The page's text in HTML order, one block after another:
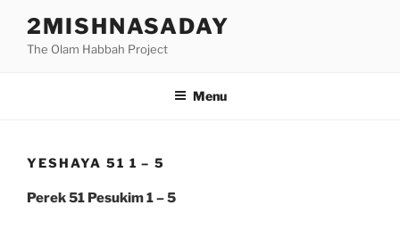
content
2MISHNASADAY
The Olam Habbah Project
Menu
YESHAYA 51 1 – 5
Perek 51 Pesukim 1 – 5